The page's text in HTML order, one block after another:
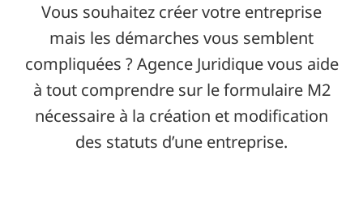
Vous souhaitez créer votre entreprise
mais les démarches vous semblent
compliquées ? Agence Juridique vous aide
à tout comprendre sur le formulaire M2
nécessaire à la création et modification
des statuts d’une entreprise.